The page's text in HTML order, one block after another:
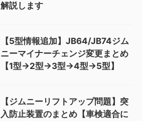
解説します
【5型情報追加】JB64/JB74ジム
ニーマイナーチェンジ変更まとめ
【1型→2型→3型→4型→5型】
【ジムニーリフトアップ問題】突
入防止装置のまとめ【車検適合に